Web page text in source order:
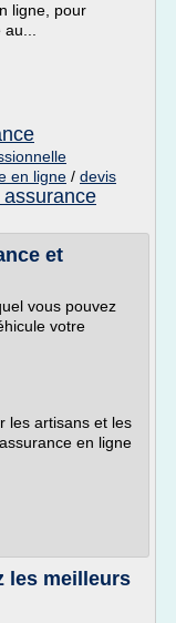
ligne, pour
en ligne / devis
et
vous pouvez
votre
les artisans et les
en ligne
les meilleurs